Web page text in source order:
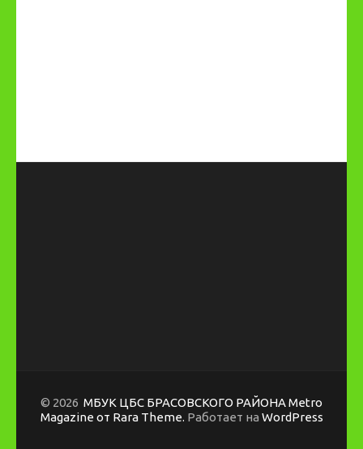
© 2026 МБУК ЦБС БРАСОВСКОГО РАЙОНАMetro
Magazine от Rara Theme. Работает на WordPress